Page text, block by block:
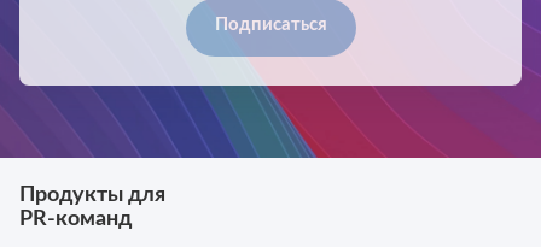
Продукты для
PR-команд